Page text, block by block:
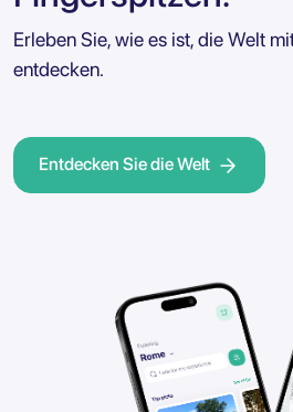
Erleben Sie, wie es ist, die Welt
entdecken.
Entdecken Sie die Welt